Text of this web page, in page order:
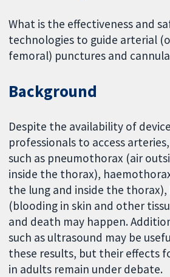
What is the effectiveness and
technologies to guide arterial
femoral) punctures and
Background
Despite the availability of
professionals to access
such as pneumothorax (air
inside the thorax),
the lung and inside the
(blooding in skin and other
and death may happen.
such as ultrasound may be
these results, but their effects
in adults remain under debate.